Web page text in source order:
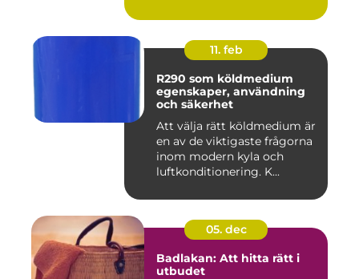
11. feb
R290 som köldmedium
egenskaper, användning
och säkerhet
Att välja rätt köldmedium är
en av de viktigaste frågorna
inom modern kyla och
luftkonditionering. K...
05. dec
Badlakan: Att hitta rätt i
utbudet